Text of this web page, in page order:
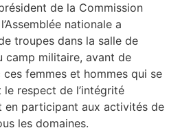
de la Commission
nationale a
troupes dans la salle de
camp militaire, avant de
femmes et hommes qui se
le respect de l’intégrité
participant aux activités de
les domaines.